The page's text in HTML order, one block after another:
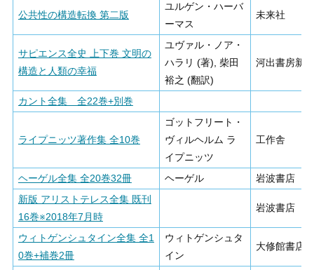
公共性の構造転換 第二版
ユルゲン・ハーバ
ーマス
未来社
サピエンス全史 上下巻 文明の
構造と人類の幸福
ユヴァル・ノア・
ハラリ (著), 柴田
裕之 (翻訳)
河出書房新社
カント全集 全22巻+別巻
ライプニッツ著作集 全10巻
ゴットフリート・
ヴィルヘルム ラ
イプニッツ
工作舎
ヘーゲル全集 全20巻32冊 ヘーゲル
岩波書店
新版 アリストテレス全集 既刊
16巻※2018年7月時
岩波書店
ウィトゲンシュタイン全集 全1
0巻+補巻2冊
ウィトゲンシュタ
イン
大修館書店